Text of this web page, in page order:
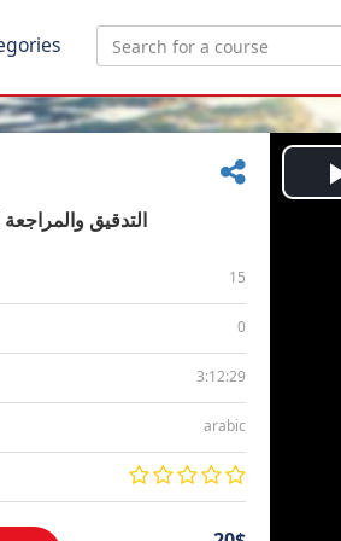
التدقيق والمراجعة
15
0
3:12:29
arabic